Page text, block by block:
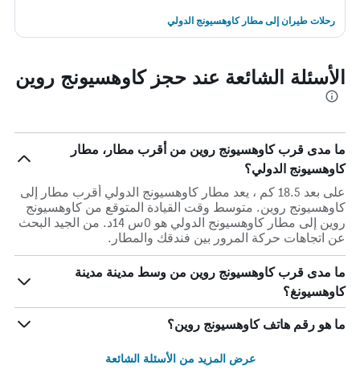
رحلات طيران إلى مطار كاوهسيونج الدولي
الأسئلة الشائعة عند حجز كاوهسيونج روين
ما مدى قرب كاوهسيونج روين من أقرب مطار، مطار
كاوهسيونج الدولي؟
على بعد 18.5 كم ، يعد مطار كاوهسيونج الدولي أقرب مطار إلى
كاوهسيونج روين. متوسط وقت القيادة المتوقع من كاوهسيونج
روين إلى مطار كاوهسيونج الدولي هو 0س 14د. من الجيد البحث
عن اتجاهات حركة المرور بين فندقك والمطار.
ما مدى قرب كاوهسيونج روين من وسط مدينة مدينة
كاوهسيونغ؟
ما هو رقم هاتف كاوهسيونج روين؟
عرض المزيد من الأسئلة الشائعة